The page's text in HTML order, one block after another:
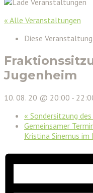
« Alle Veranstaltungen
Diese
Jugenheim
10. 08. 20 @ 20:00 -
« Sondersitzung
Gemeinsamer
Kristina Sinemus